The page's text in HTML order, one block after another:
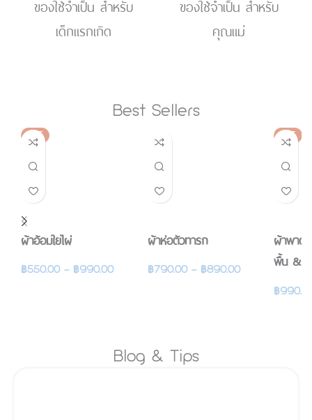
ของใช้จำเป็น สำหรับ
เด็กแรกเกิด
ของใช้จำเป็น สำหรับ
คุณแม่
Best Sellers
HOT
ผ้าอ้อมใยไผ่
฿550.00– ฿990.00
ผ้าห่อตัวทารก
฿790.00– ฿890.00
HOT
ผ้าพาด
พื้น &
(2in1)
฿
Blog & Tips